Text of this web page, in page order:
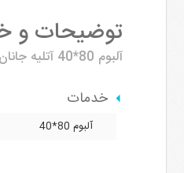
توضیحات و
آلبوم 80*40 آتلیه جانان
خدمات
آلبوم 80*40